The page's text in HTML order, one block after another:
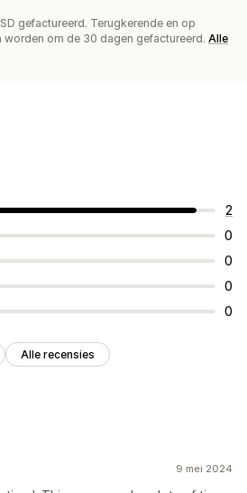
gefactureerd. Terugkerende en op
om de 30 dagen gefactureerd. Alle
2
0
0
0
0
Alle recensies
9 mei 2024